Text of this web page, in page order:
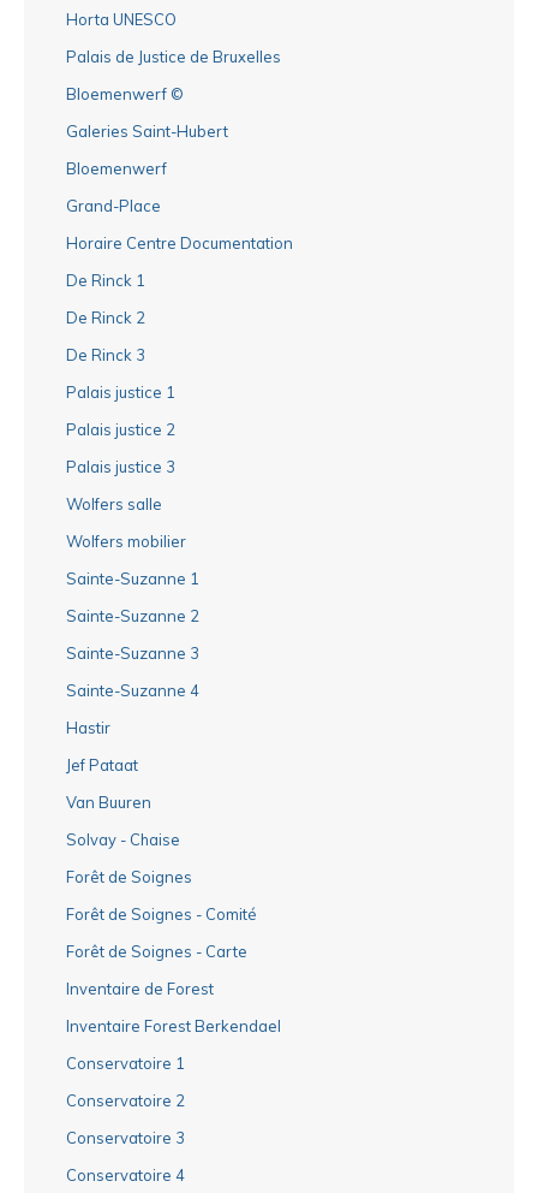
Horta UNESCO
Palais de Justice de Bruxelles
Bloemenwerf ©
Galeries Saint-Hubert
Bloemenwerf
Grand-Place
Horaire Centre Documentation
De Rinck 1
De Rinck 2
De Rinck 3
Palais justice 1
Palais justice 2
Palais justice 3
Wolfers salle
Wolfers mobilier
Sainte-Suzanne 1
Sainte-Suzanne 2
Sainte-Suzanne 3
Sainte-Suzanne 4
Hastir
Jef Pataat
Van Buuren
Solvay - Chaise
Forêt de Soignes
Forêt de Soignes - Comité
Forêt de Soignes - Carte
Inventaire de Forest
Inventaire Forest Berkendael
Conservatoire 1
Conservatoire 2
Conservatoire 3
Conservatoire 4